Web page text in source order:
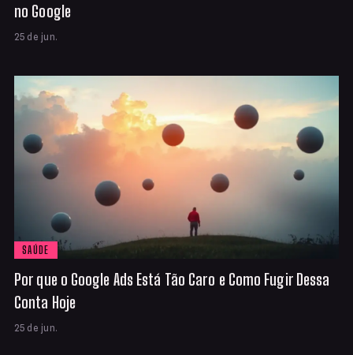
no Google
25 de jun.
SAÚDE
Por que o Google Ads Está Tão Caro e Como Fugir Dessa
Conta Hoje
25 de jun.